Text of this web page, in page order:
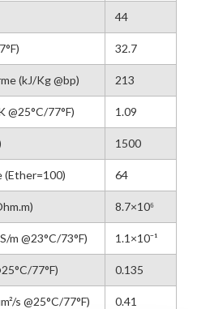
44
32.7
(kJ/Kg @bp) 213
@25°C/77°F) 1.09
1500
(Ether=100) 64
8.7×10⁶
m @23°C/73°F) 1.1×10⁻¹
77°F) 0.135
s @25°C/77°F) 0.41